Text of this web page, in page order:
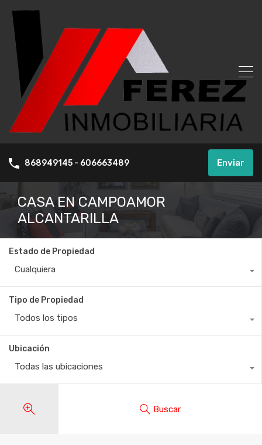
868949145 - 606663489 Enviar
CASA EN CAMPOAMOR
ALCANTARILLA
Estado de Propiedad
Cualquiera
Tipo de Propiedad
Todos los tipos
Ubicación
Todas las ubicaciones
Buscar